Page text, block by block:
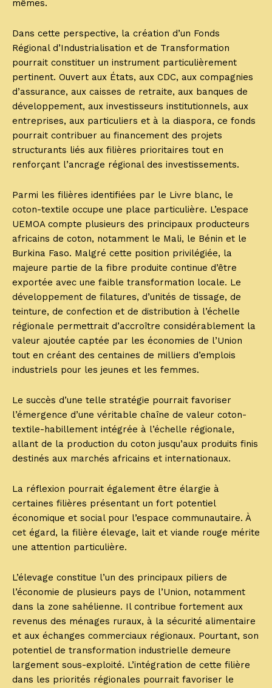
mêmes.
Dans cette perspective, la création d’un Fonds
Régional d’Industrialisation et de Transformation
pourrait constituer un instrument particulièrement
pertinent. Ouvert aux États, aux CDC, aux compagnies
d’assurance, aux caisses de retraite, aux banques de
développement, aux investisseurs institutionnels, aux
entreprises, aux particuliers et à la diaspora, ce fonds
pourrait contribuer au financement des projets
structurants liés aux filières prioritaires tout en
renforçant l’ancrage régional des investissements.
Parmi les filières identifiées par le Livre blanc, le
coton-textile occupe une place particulière. L’espace
UEMOA compte plusieurs des principaux producteurs
africains de coton, notamment le Mali, le Bénin et le
Burkina Faso. Malgré cette position privilégiée, la
majeure partie de la fibre produite continue d’être
exportée avec une faible transformation locale. Le
développement de filatures, d’unités de tissage, de
teinture, de confection et de distribution à l’échelle
régionale permettrait d’accroître considérablement la
valeur ajoutée captée par les économies de l’Union
tout en créant des centaines de milliers d’emplois
industriels pour les jeunes et les femmes.
Le succès d’une telle stratégie pourrait favoriser
l’émergence d’une véritable chaîne de valeur coton-
textile-habillement intégrée à l’échelle régionale,
allant de la production du coton jusqu’aux produits finis
destinés aux marchés africains et internationaux.
La réflexion pourrait également être élargie à
certaines filières présentant un fort potentiel
économique et social pour l’espace communautaire. À
cet égard, la filière élevage, lait et viande rouge mérite
une attention particulière.
L’élevage constitue l’un des principaux piliers de
l’économie de plusieurs pays de l’Union, notamment
dans la zone sahélienne. Il contribue fortement aux
revenus des ménages ruraux, à la sécurité alimentaire
et aux échanges commerciaux régionaux. Pourtant, son
potentiel de transformation industrielle demeure
largement sous-exploité. L’intégration de cette filière
dans les priorités régionales pourrait favoriser le